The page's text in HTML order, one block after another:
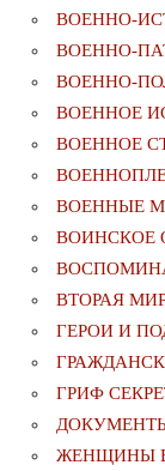
ВОЕННО-
ВОЕННО-
ВОЕННО-
ВОЕННОЕ
ВОЕННОЕ
ВОЕННЫЕ
ВОИНСКОЕ
ВТОРАЯ
ГЕРОИ И
ГРИФ
ЖЕНЩИНЫ